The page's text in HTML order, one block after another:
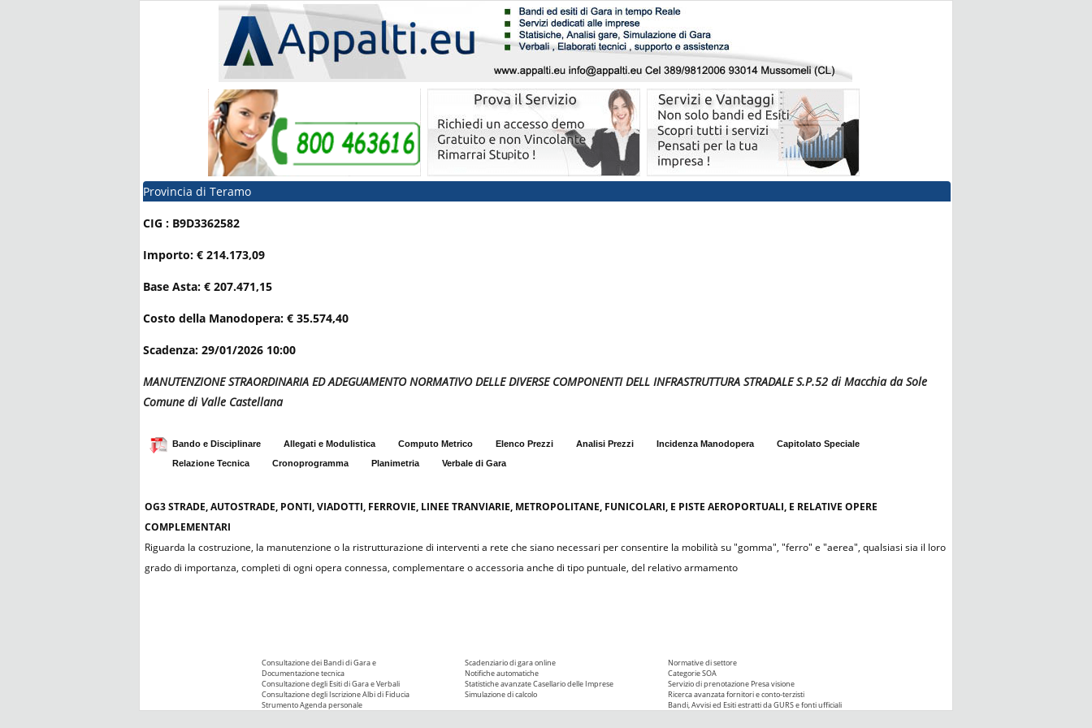
Provincia di Teramo
CIG : B9D3362582
Importo: € 214.173,09
Base Asta: € 207.471,15
Costo della Manodopera: € 35.574,40
Scadenza: 29/01/2026 10:00
MANUTENZIONE STRAORDINARIA ED ADEGUAMENTO NORMATIVO DELLE DIVERSE COMPONENTI DELL INFRASTRUTTURA STRADALE S.P.52 di Macchia da Sole
Comune di Valle Castellana
Bando e Disciplinare Allegati e Modulistica Computo Metrico Elenco Prezzi Analisi Prezzi Incidenza Manodopera
Capitolato Speciale
Relazione Tecnica
Cronoprogramma Planimetria Verbale di Gara
OG3STRADE, AUTOSTRADE, PONTI, VIADOTTI, FERROVIE, LINEE TRANVIARIE, METROPOLITANE, FUNICOLARI, E PISTE AEROPORTUALI, E RELATIVE OPERE
COMPLEMENTARI
Riguarda la costruzione, la manutenzione o la ristrutturazione di interventi a rete che siano necessari per consentire la mobilità su "gomma", "ferro" e "aerea", qualsiasi sia il loro
grado di importanza, completi di ogni opera connessa, complementare o accessoria anche di tipo puntuale, del relativo armamento
Consultazione dei Bandi di Gara e
Documentazione tecnica
Consultazione degli Esiti di Gara e Verbali
Consultazione degli Iscrizione Albi di Fiducia
Strumento Agenda personale
Scadenziario di gara online
Notifiche automatiche
Statistiche avanzateCasellario delle Imprese
Simulazione di calcolo
Normative di settore
Categorie SOA
Servizio di prenotazione Presa visione
Ricerca avanzata fornitori e conto-terzisti
Bandi, Avvisi ed Esiti estratti da GURS e fonti ufficiali